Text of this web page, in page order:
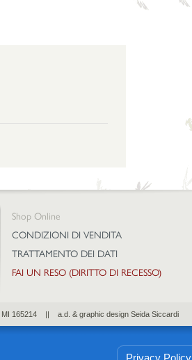
Shop Online
CONDIZIONI DI VENDITA
TRATTAMENTO DEI DATI
FAI UN RESO (DIRITTO DI RECESSO)
MI 165214 || a.d. & graphic design Seida Siccardi
Privacy Policy